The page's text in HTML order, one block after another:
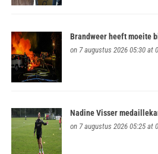
Brandweer heeft moeite
on 7 augustus 2026 05:30 at
Nadine Visser
on 7 augustus 2026 05:25 at